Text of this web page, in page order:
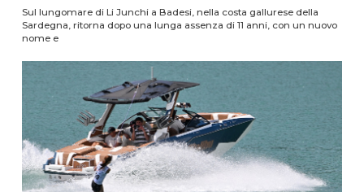
Sul lungomare di Li Junchi a Badesi, nella costa gallurese della
Sardegna, ritorna dopo una lunga assenza di 11 anni, con un nuovo
nome e